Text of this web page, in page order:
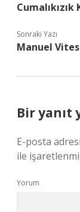
Cumalıkızık
Sonraki Yazı
Manuel
Bir yanıt
E-posta
ile
Yorum